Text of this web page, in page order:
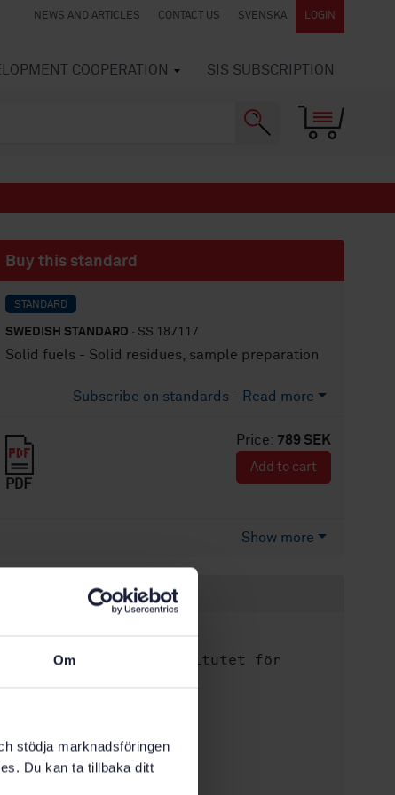
Om
stödja marknadsföringen
Du kan ta tillbaka ditt
NEWS AND ARTICLES CONTACT US SVENSKA LOGIN
COOPERATION SIS SUBSCRIPTION
Buy this standard
STANDARD
SWEDISH STANDARD · SS 187117
Solid fuels - Solid residues, sample preparation
Subscribe on standards - Read more
Price: 789 SEK
PDF
Add to cart
Show more
Product information
Language: Swedish
Written by:
Svenska institutet för
Edition: 1